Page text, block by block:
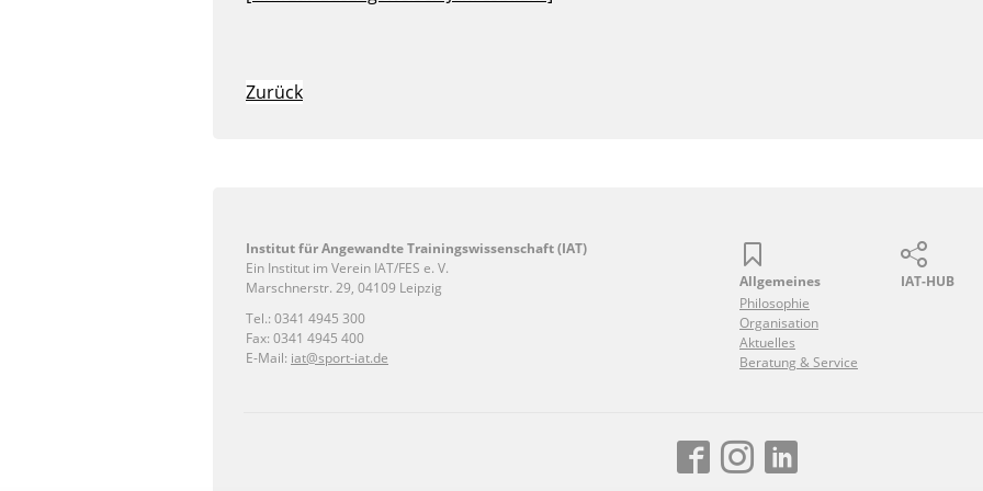
Zurück
Institut für Angewandte Trainingswissenschaft (IAT)
Ein Institut im Verein IAT/FES e. V.
Marschnerstr. 29, 04109 Leipzig
Tel.: 0341 4945 300
Fax: 0341 4945 400
E-Mail: iat@sport-iat.de
Allgemeines
Philosophie
Organisation
Aktuelles
Beratung & Service
IAT-HUB